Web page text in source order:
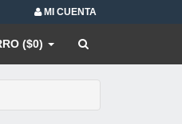
MI CUENTA
($0)